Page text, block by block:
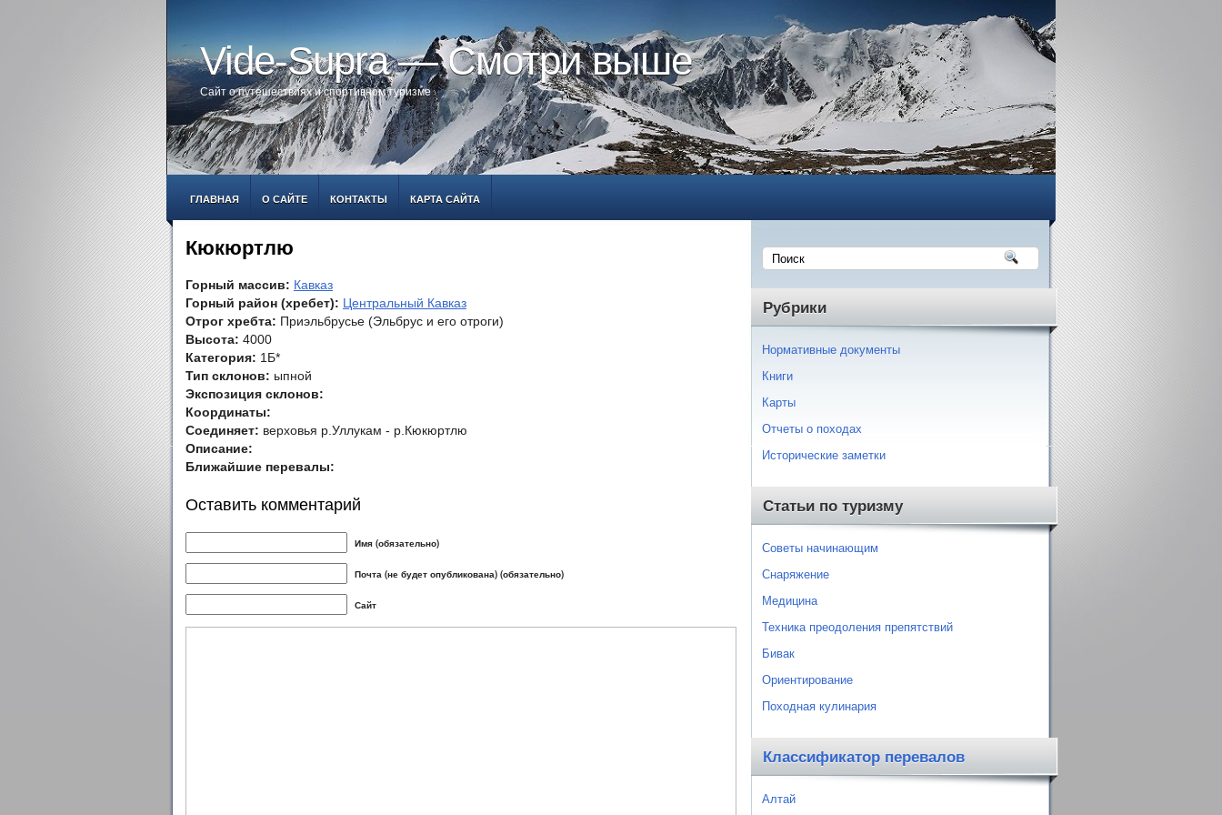
Vide-Supra — Смотри выше
Сайт о путешествиях и спортивном туризме
ГЛАВНАЯ О САЙТЕ КОНТАКТЫ КАРТА САЙТА
Кюкюртлю
Горный массив: Кавказ
Горный район (хребет): Центральный Кавказ
Отрог хребта: Приэльбрусье (Эльбрус и его отроги)
Высота: 4000
Категория: 1Б*
Тип склонов: ыпной
Экспозиция склонов:
Координаты:
Соединяет: верховья р.Уллукам - р.Кюкюртлю
Описание:
Ближайшие перевалы:
Оставить комментарий
Имя (обязательно)
Почта (не будет опубликована) (обязательно)
Сайт
Рубрики
Нормативные документы
Книги
Карты
Отчеты о походах
Исторические заметки
Статьи по туризму
Советы начинающим
Снаряжение
Медицина
Техника преодоления препятствий
Бивак
Ориентирование
Походная кулинария
Классификатор перевалов
Алтай